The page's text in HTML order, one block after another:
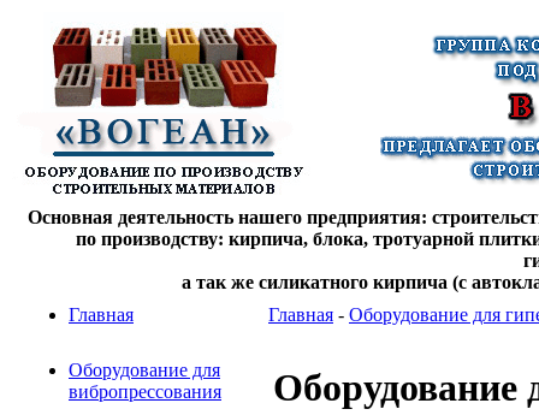
Основная деятельность нашего предприятия:
по производству: кирпича, блока, тротуарной
а так же силикатного кирпича (с
Главная
Оборудование для
вибропрессования
Главная - Оборудование для
Оборудование